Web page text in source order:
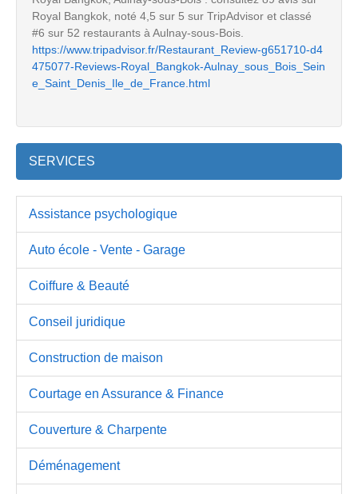
Royal Bangkok, noté 4,5 sur 5 sur TripAdvisor et classé
#6 sur 52 restaurants à Aulnay-sous-Bois.
https://www.tripadvisor.fr/Restaurant_Review-g651710-d4
475077-Reviews-Royal_Bangkok-Aulnay_sous_Bois_Sein
e_Saint_Denis_Ile_de_France.html
SERVICES
Assistance psychologique
Auto école - Vente - Garage
Coiffure & Beauté
Conseil juridique
Construction de maison
Courtage en Assurance & Finance
Couverture & Charpente
Déménagement